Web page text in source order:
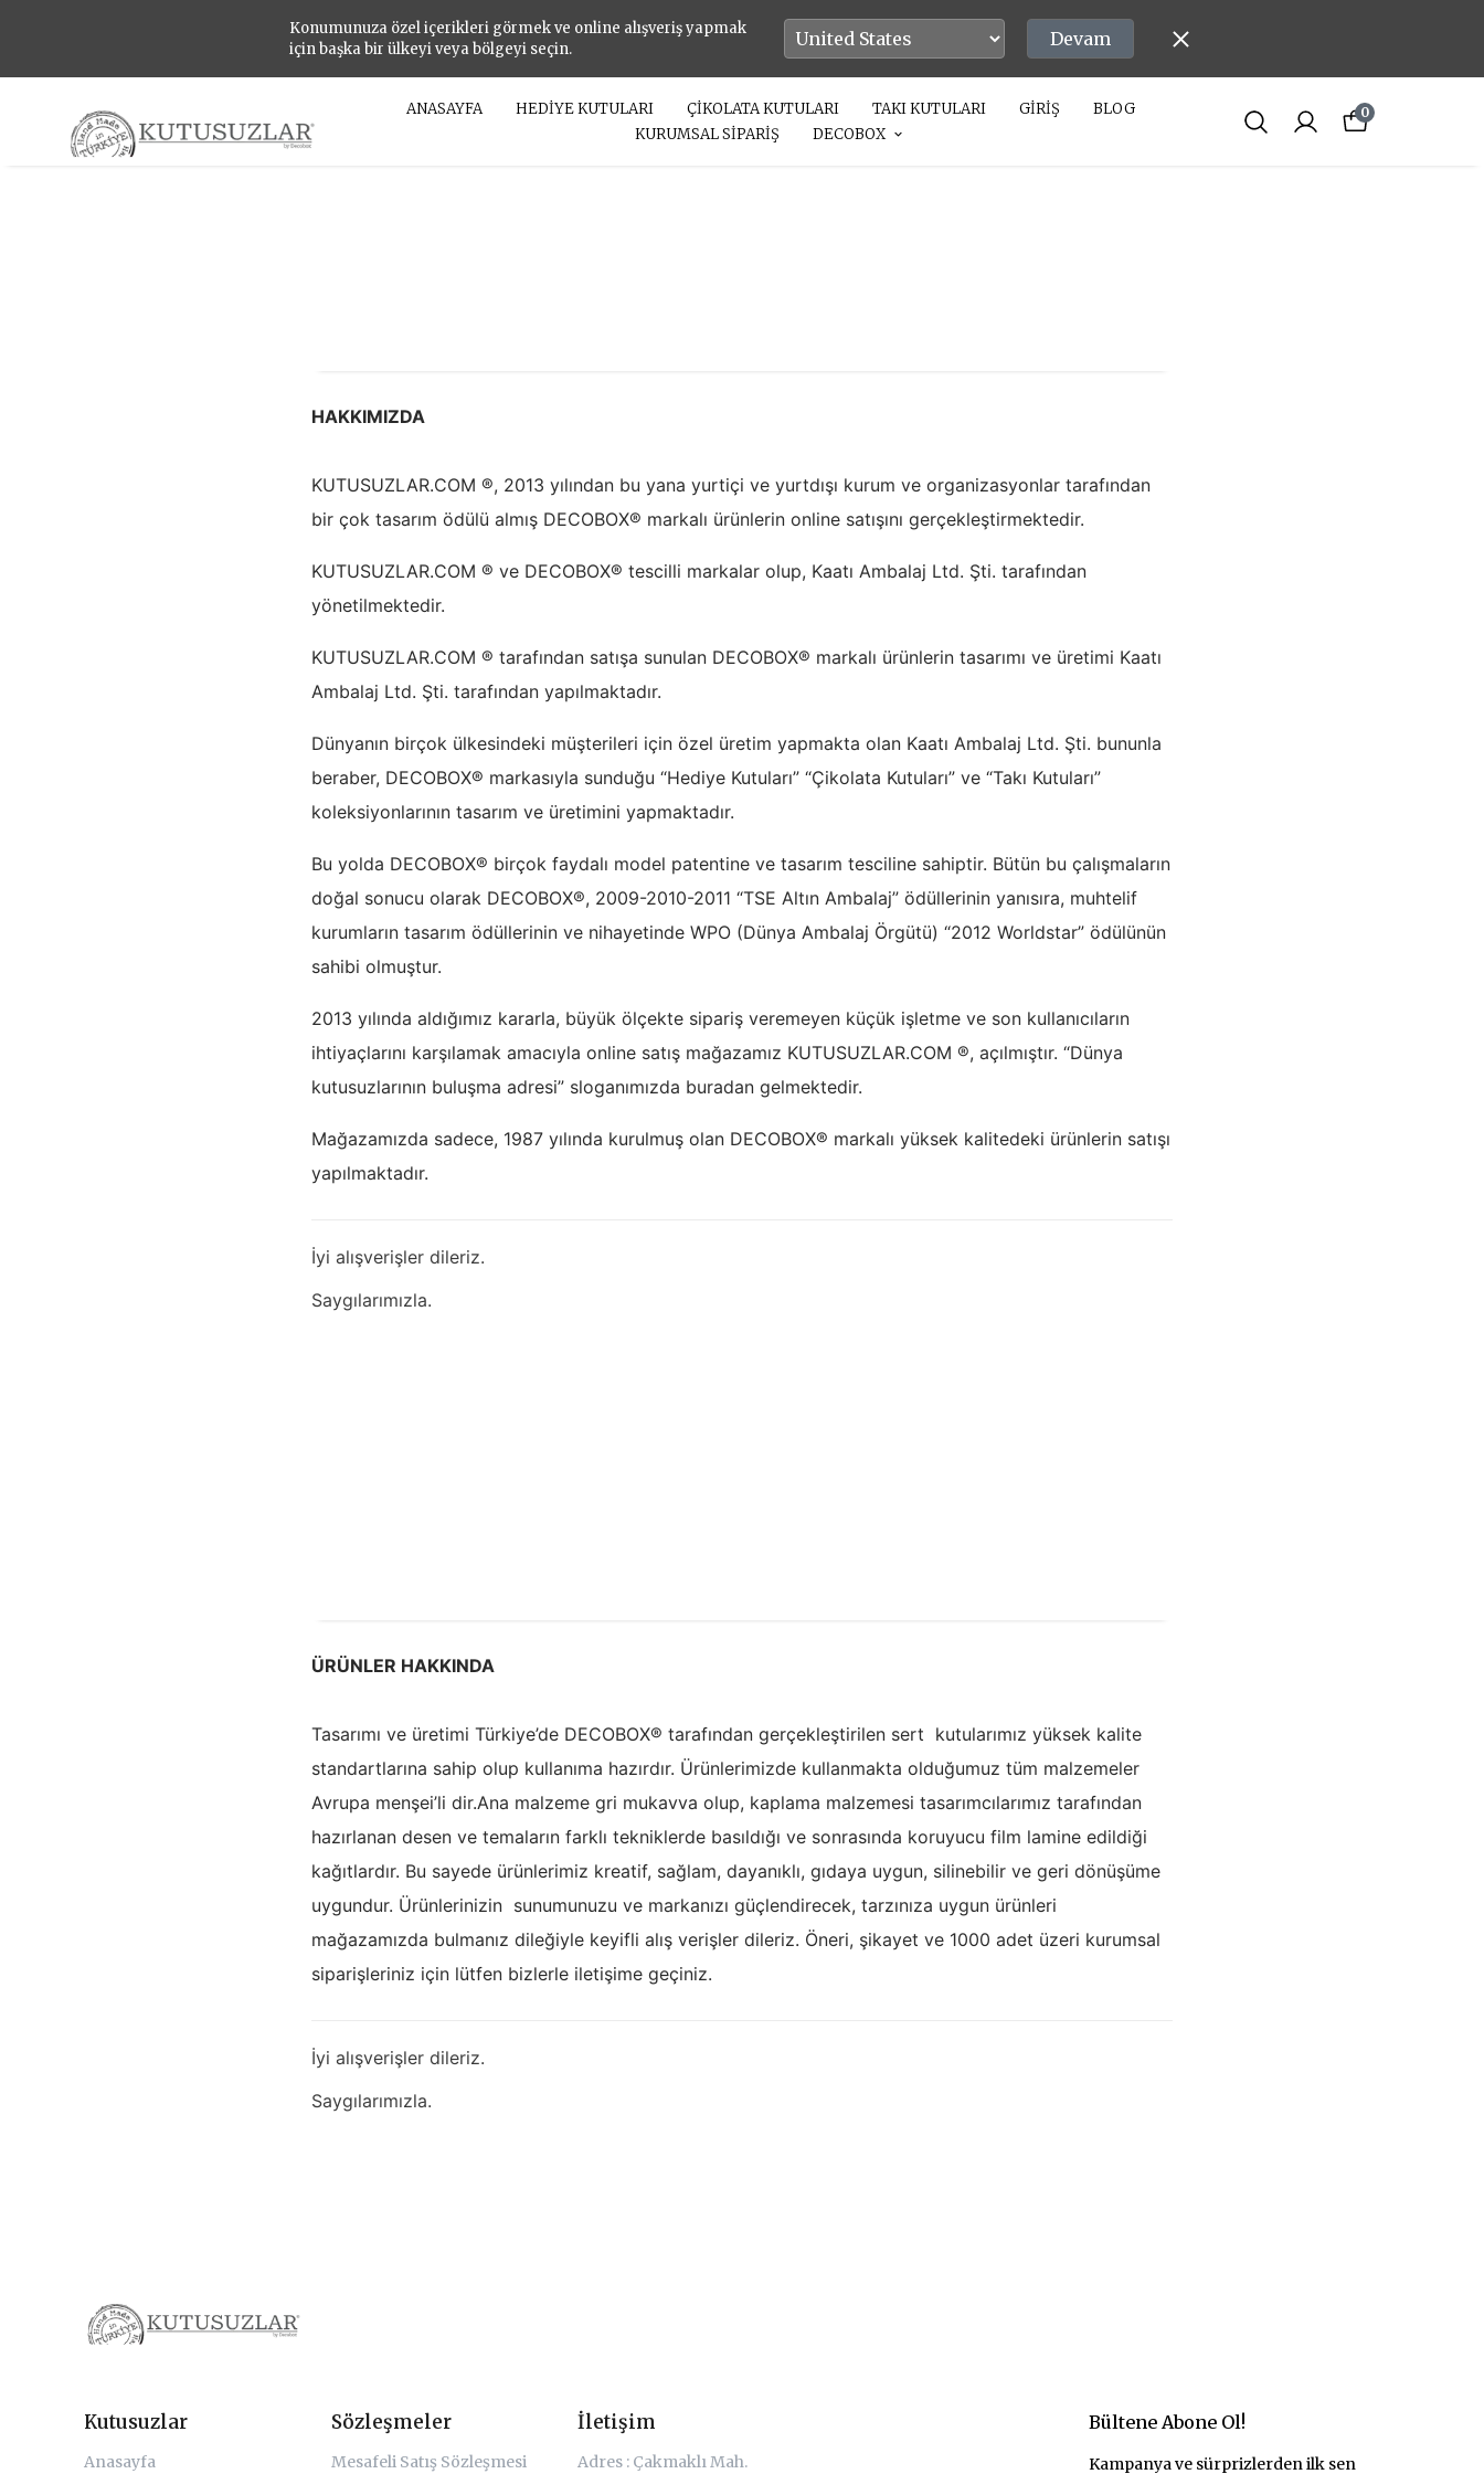
Konumunuza özel içerikleri görmek ve online alışveriş yapmak
için başka bir ülkeyi veya bölgeyi seçin.
Devam
ANASAYFA HEDİYE KUTULARI ÇİKOLATA KUTULARI TAKI KUTULARI GİRİŞ
BLOG
KURUMSAL SİPARİŞ
DECOBOX
0
HAKKIMIZDA
KUTUSUZLAR.COM ®, 2013 yılından bu yana yurtiçi ve yurtdışı kurum ve organizasyonlar tarafından
bir çok tasarım ödülü almış DECOBOX® markalı ürünlerin online satışını gerçekleştirmektedir.
KUTUSUZLAR.COM ® ve DECOBOX® tescilli markalar olup, Kaatı Ambalaj Ltd. Şti. tarafından
yönetilmektedir.
KUTUSUZLAR.COM ® tarafından satışa sunulan DECOBOX® markalı ürünlerin tasarımı ve üretimi Kaatı
Ambalaj Ltd. Şti. tarafından yapılmaktadır.
Dünyanın birçok ülkesindeki müşterileri için özel üretim yapmakta olan Kaatı Ambalaj Ltd. Şti. bununla
beraber, DECOBOX® markasıyla sunduğu “Hediye Kutuları” “Çikolata Kutuları” ve “Takı Kutuları”
koleksiyonlarının tasarım ve üretimini yapmaktadır.
Bu yolda DECOBOX® birçok faydalı model patentine ve tasarım tesciline sahiptir. Bütün bu çalışmaların
doğal sonucu olarak DECOBOX®, 2009-2010-2011 “TSE Altın Ambalaj” ödüllerinin yanısıra, muhtelif
kurumların tasarım ödüllerinin ve nihayetinde WPO (Dünya Ambalaj Örgütü) “2012 Worldstar” ödülünün
sahibi olmuştur.
2013 yılında aldığımız kararla, büyük ölçekte sipariş veremeyen küçük işletme ve son kullanıcıların
ihtiyaçlarını karşılamak amacıyla online satış mağazamız KUTUSUZLAR.COM ®, açılmıştır. “Dünya
kutusuzlarının buluşma adresi” sloganımızda buradan gelmektedir.
Mağazamızda sadece, 1987 yılında kurulmuş olan DECOBOX® markalı yüksek kalitedeki ürünlerin satışı
yapılmaktadır.
İyi alışverişler dileriz.
Saygılarımızla.
ÜRÜNLER HAKKINDA
Tasarımı ve üretimi Türkiye’de DECOBOX® tarafından gerçekleştirilen sert kutularımız yüksek kalite
standartlarına sahip olup kullanıma hazırdır. Ürünlerimizde kullanmakta olduğumuz tüm malzemeler
Avrupa menşei’li dir.Ana malzeme gri mukavva olup, kaplama malzemesi tasarımcılarımız tarafından
hazırlanan desen ve temaların farklı tekniklerde basıldığı ve sonrasında koruyucu film lamine edildiği
kağıtlardır. Bu sayede ürünlerimiz kreatif, sağlam, dayanıklı, gıdaya uygun, silinebilir ve geri dönüşüme
uygundur. Ürünlerinizin sunumunuzu ve markanızı güçlendirecek, tarzınıza uygun ürünleri
mağazamızda bulmanız dileğiyle keyifli alış verişler dileriz. Öneri, şikayet ve 1000 adet üzeri kurumsal
siparişleriniz için lütfen bizlerle iletişime geçiniz.
İyi alışverişler dileriz.
Saygılarımızla.
Kutusuzlar
Anasayfa
Sözleşmeler
Mesafeli Satış Sözleşmesi
İletişim
Adres : Çakmaklı Mah.
Bültene Abone Ol!
Kampanya ve sürprizlerden ilk sen